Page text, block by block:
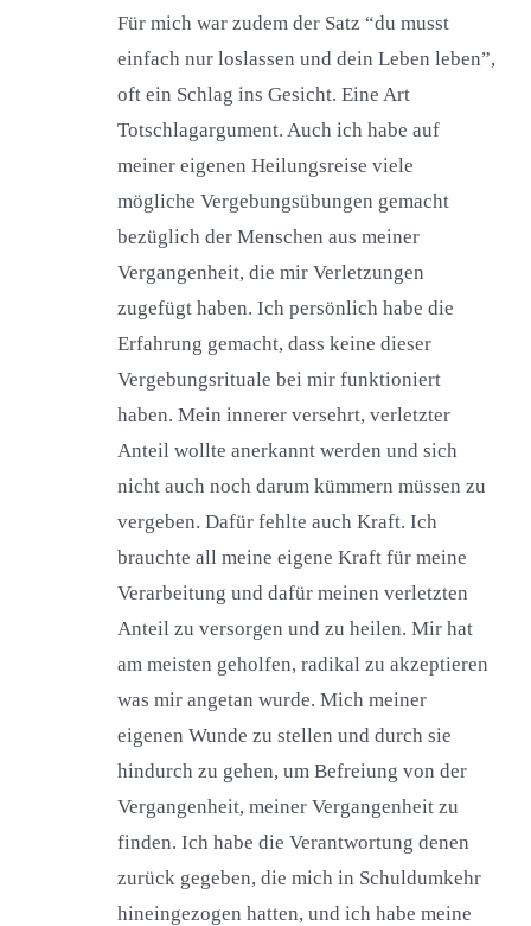
Für mich war zudem der Satz “du musst
einfach nur loslassen und dein Leben leben”,
oft ein Schlag ins Gesicht. Eine Art
Totschlagargument. Auch ich habe auf
meiner eigenen Heilungsreise viele
mögliche Vergebungsübungen gemacht
bezüglich der Menschen aus meiner
Vergangenheit, die mir Verletzungen
zugefügt haben. Ich persönlich habe die
Erfahrung gemacht, dass keine dieser
Vergebungsrituale bei mir funktioniert
haben. Mein innerer versehrt, verletzter
Anteil wollte anerkannt werden und sich
nicht auch noch darum kümmern müssen zu
vergeben. Dafür fehlte auch Kraft. Ich
brauchte all meine eigene Kraft für meine
Verarbeitung und dafür meinen verletzten
Anteil zu versorgen und zu heilen. Mir hat
am meisten geholfen, radikal zu akzeptieren
was mir angetan wurde. Mich meiner
eigenen Wunde zu stellen und durch sie
hindurch zu gehen, um Befreiung von der
Vergangenheit, meiner Vergangenheit zu
finden. Ich habe die Verantwortung denen
zurück gegeben, die mich in Schuldumkehr
hineingezogen hatten, und ich habe meine